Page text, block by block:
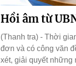
Hồi âm từ
(Thanh tra) - Thời
đơn và có công văn
xét, giải quyết những